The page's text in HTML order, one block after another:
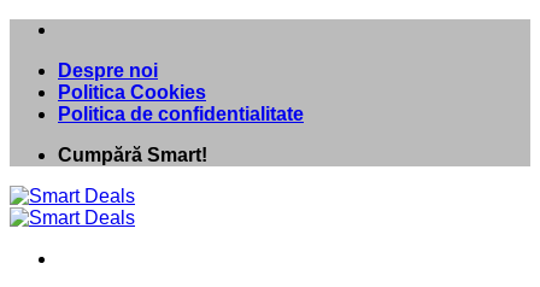
Skip
contentDespre noi
Politica Cookies
Politica de confidentialitate
Cumpără Smart!